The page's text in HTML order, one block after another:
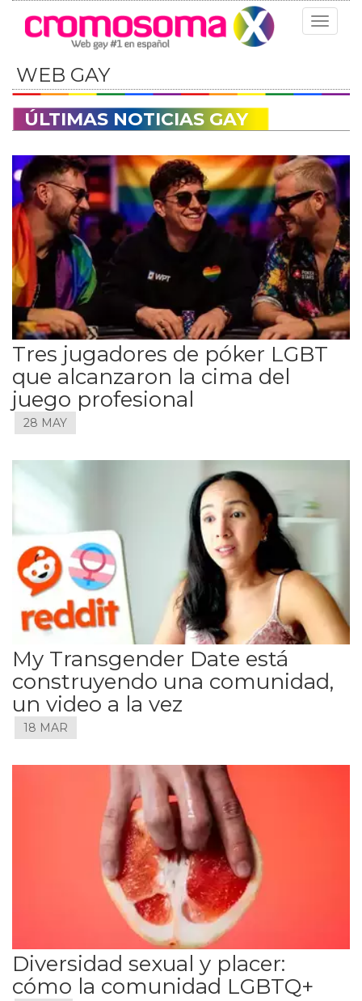
Toggle
WEB GAY
ÚLTIMAS NOTICIAS GAY
Tres jugadores de póker LGBT
que alcanzaron la cima del
juego profesional
28 MAY
My Transgender Date está
construyendo una comunidad,
un video a la vez
18 MAR
Diversidad sexual y placer:
cómo la comunidad LGBTQ+